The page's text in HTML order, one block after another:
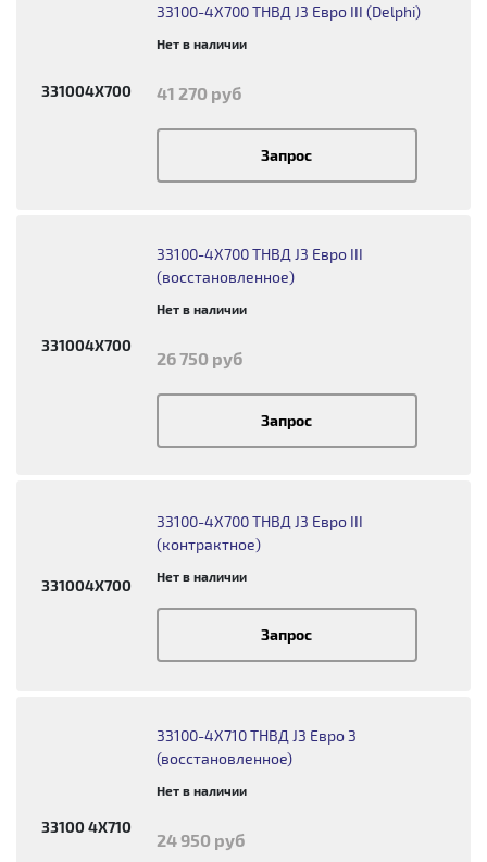
331004X700
33100-4X700 ТНВД J3 Евро III (Delphi)
Нет в наличии
41 270 руб
Запрос
331004X700
33100-4X700 ТНВД J3 Евро III
(восстановленное)
Нет в наличии
26 750 руб
Запрос
331004X700
33100-4X700 ТНВД J3 Евро III
(контрактное)
Нет в наличии
Запрос
33100 4X710
33100-4X710 ТНВД J3 Евро 3
(восстановленное)
Нет в наличии
24 950 руб